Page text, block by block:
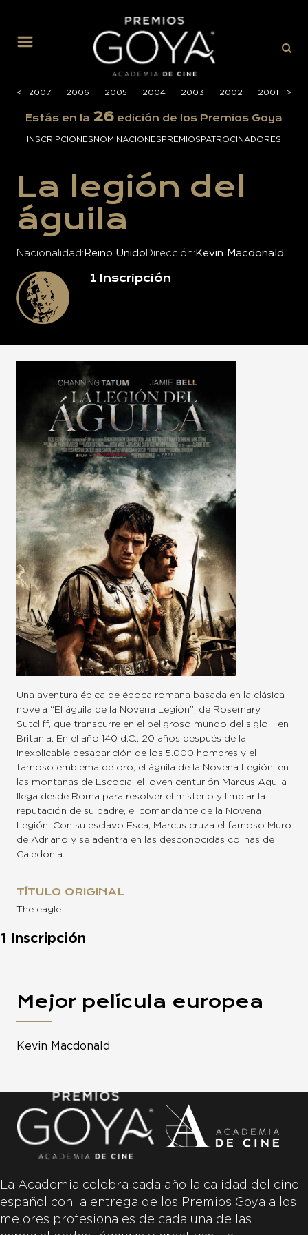
<
< 2007 2006 2005 2004 2003 2002 2001 >
>
Estás en la 26 edición de los Premios Goya
INSCRIPCIONESNOMINACIONESPREMIOSPATROCINADORES
La legión del
águila
Nacionalidad Reino Unido Dirección Kevin Macdonald
1 Inscripción
Una aventura épica de época romana basada en la clásica
novela “El águila de la Novena Legión”, de Rosemary
Sutcliff, que transcurre en el peligroso mundo del siglo II en
Britania. En el año 140 d.C., 20 años después de la
inexplicable desaparición de los 5.000 hombres y el
famoso emblema de oro, el águila de la Novena Legión, en
las montañas de Escocia, el joven centurión Marcus Aquila
llega desde Roma para resolver el misterio y limpiar la
reputación de su padre, el comandante de la Novena
Legión. Con su esclavo Esca, Marcus cruza el famoso Muro
de Adriano y se adentra en las desconocidas colinas de
Caledonia.
TÍTULO ORIGINAL
The eagle
1 Inscripción
Mejor película europea
Kevin Macdonald
La Academia celebra cada año la calidad del cine
español con la entrega de los Premios Goya a los
mejores profesionales de cada una de las